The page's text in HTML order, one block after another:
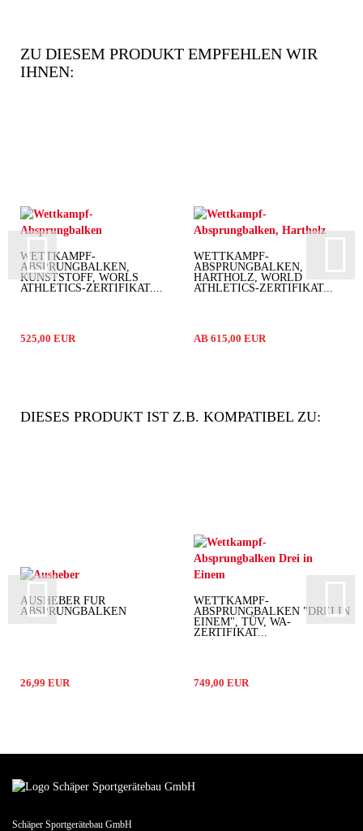
ZU DIESEM PRODUKT EMPFEHLEN WIR
IHNEN:
WETTKAMPF-
ABSPRUNGBALKEN,
KUNSTSTOFF, WORLS
ATHLETICS-ZERTIFIKAT,...
525,00 EUR
WETTKAMPF-
ABSPRUNGBALKEN,
HARTHOLZ, WORLD
ATHLETICS-ZERTIFIKAT...
AB 615,00 EUR
DIESES PRODUKT IST Z.B. KOMPATIBEL ZU:
AUSHEBER FÜR
ABSPRUNGBALKEN
26,99 EUR
WETTKAMPF-
ABSPRUNGBALKEN "DREI IN
EINEM", TÜV, WA-
ZERTIFIKAT...
749,00 EUR
Schäper Sportgerätebau GmbH